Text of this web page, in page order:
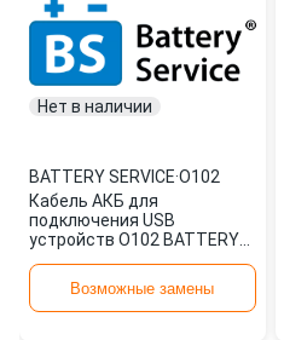
Нет в наличии
BATTERY SERVICE·O102
Кабель АКБ для
подключения USB
устройств O102 BATTERY
Возможные замены